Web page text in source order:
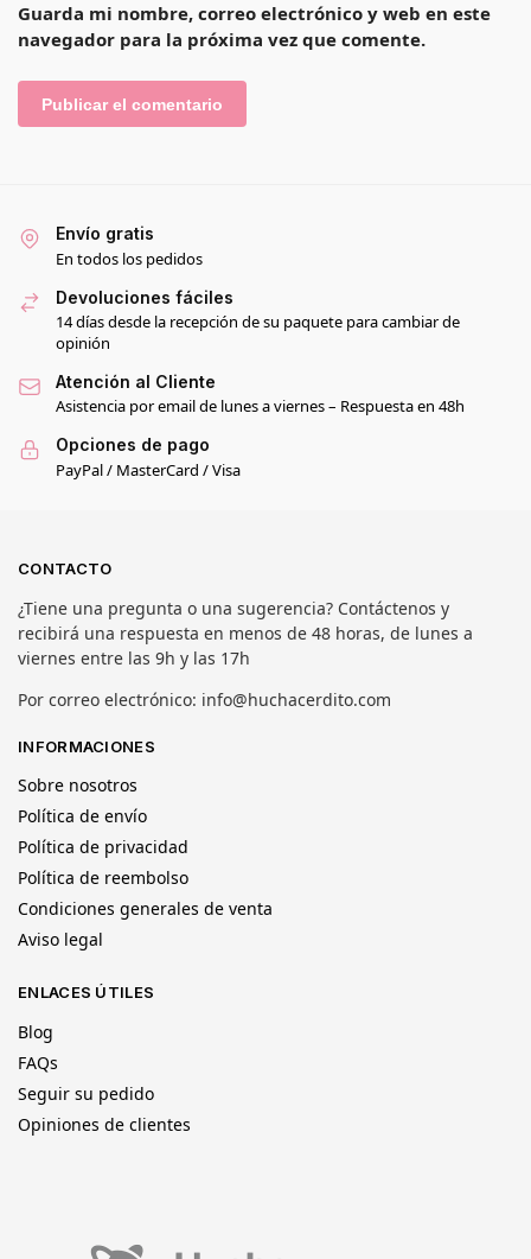
Guarda mi nombre, correo electrónico y web en este
navegador para la próxima vez que comente.
Envío gratis
En todos los pedidos
Devoluciones fáciles
14 días desde la recepción de su paquete para cambiar de
opinión
Atención al Cliente
Asistencia por email de lunes a viernes – Respuesta en 48h
Opciones de pago
PayPal / MasterCard / Visa
CONTACTO
¿Tiene una pregunta o una sugerencia? Contáctenos y
recibirá una respuesta en menos de 48 horas, de lunes a
viernes entre las 9h y las 17h
Por correo electrónico: info@huchacerdito.com
INFORMACIONES
Sobre nosotros
Política de envío
Política de privacidad
Política de reembolso
Condiciones generales de venta
Aviso legal
ENLACES ÚTILES
Blog
FAQs
Seguir su pedido
Opiniones de clientes